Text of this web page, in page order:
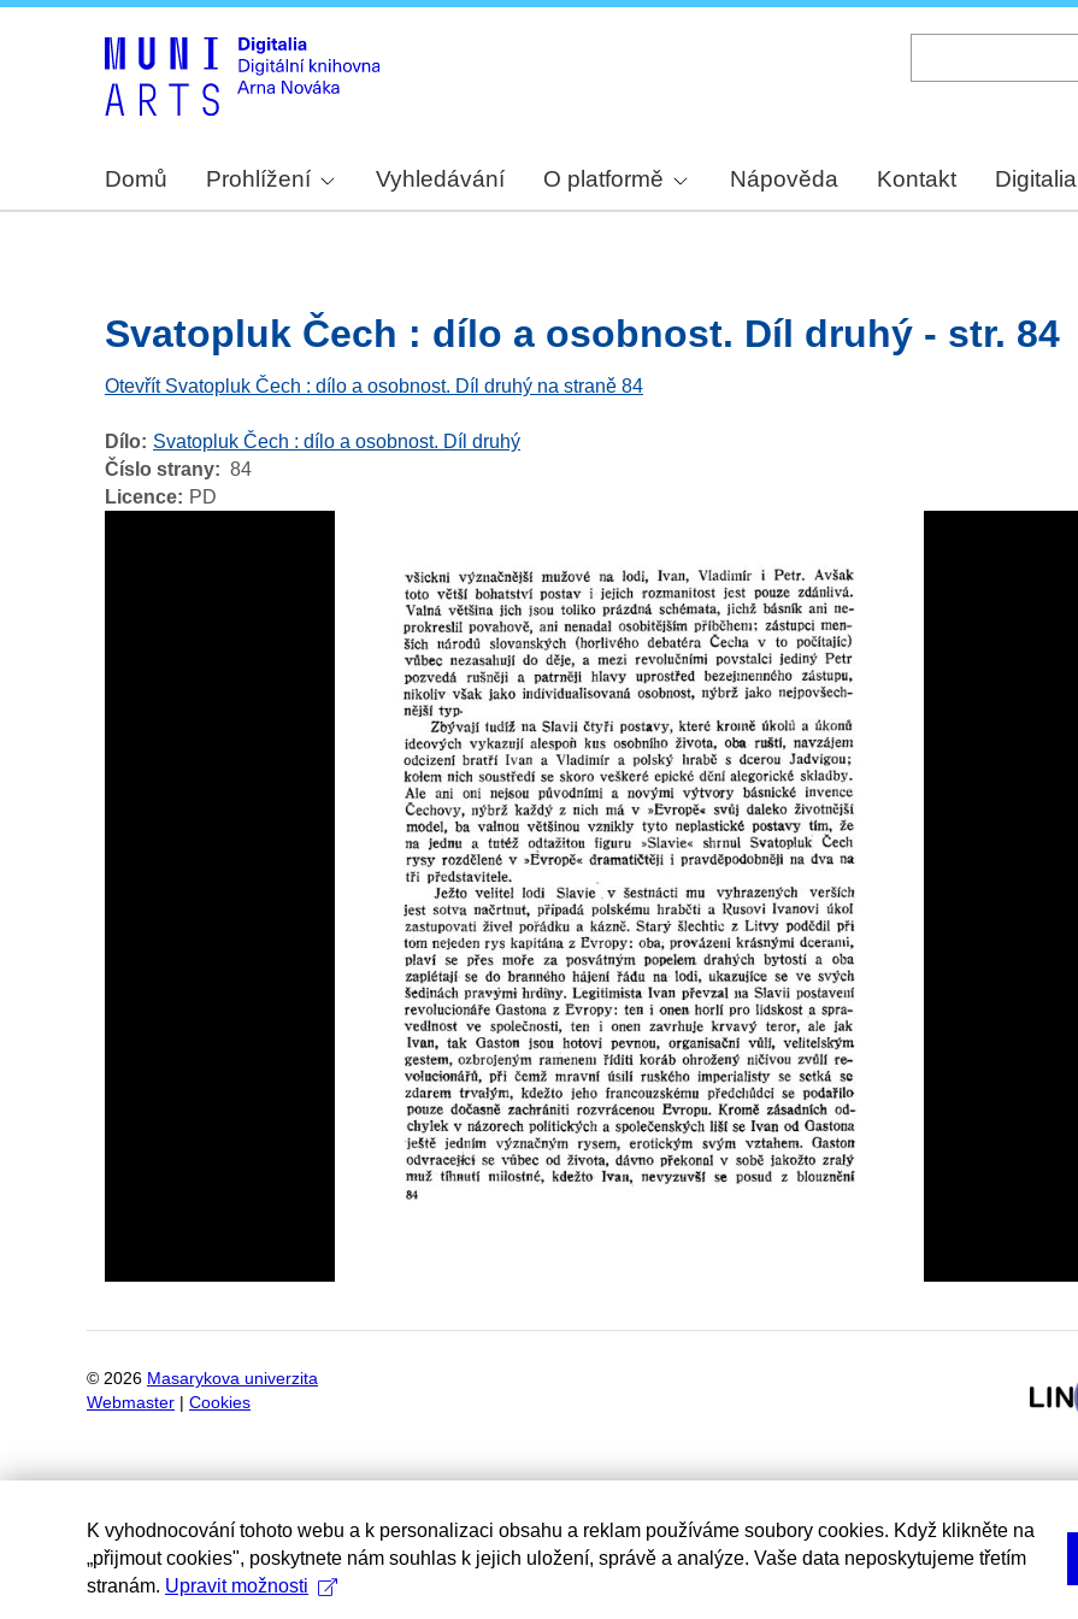
Domů Prohlížení Vyhledávání O platformě Nápověda Kontakt Digitalia
Svatopluk Čech : dílo a osobnost. Díl druhý - str. 84
Otevřít Svatopluk Čech : dílo a osobnost. Díl druhý na straně 84
Dílo
Svatopluk Čech : dílo a osobnost. Díl druhý
Číslo strany
84
Licence
PD
© 2026 Masarykova univerzita
Webmaster
Cookies
K vyhodnocování tohoto webu a k personalizaci obsahu a reklam používáme soubory cookies. Když klikněte na
„přijmout cookies", poskytnete nám souhlas k jejich uložení, správě a analýze. Vaše data neposkytujeme třetím
stranám. Upravit možnosti